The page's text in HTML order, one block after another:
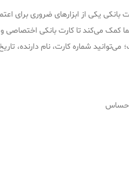
یکی از ابزارهای ضروری برای
کمک می‌کند تا کارت بانکی اختصاصی
حساس